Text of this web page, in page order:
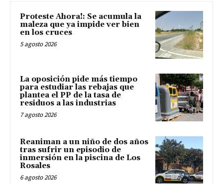
Proteste Ahora!: Se acumula la
maleza que ya impide ver bien
en los cruces
5 agosto 2026
La oposición pide más tiempo
para estudiar las rebajas que
plantea el PP de la tasa de
residuos a las industrias
7 agosto 2026
Reaniman a un niño de dos años
tras sufrir un episodio de
inmersión en la piscina de Los
Rosales
6 agosto 2026